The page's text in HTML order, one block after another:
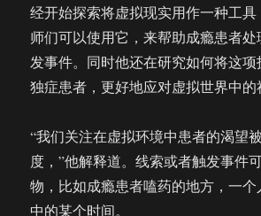
经开始探索将虚拟现实用作一种工
师们可以使用它，来帮助成瘾患者
发事件。同时他还在研究如何将这项
独症患者，更好地应对虚拟世界中的
“我们关注在虚拟环境中患者的渴望
度，”他解释道。线索或者触发事件
物，比如成瘾患者嗑药的地方，一
中的某个时间。